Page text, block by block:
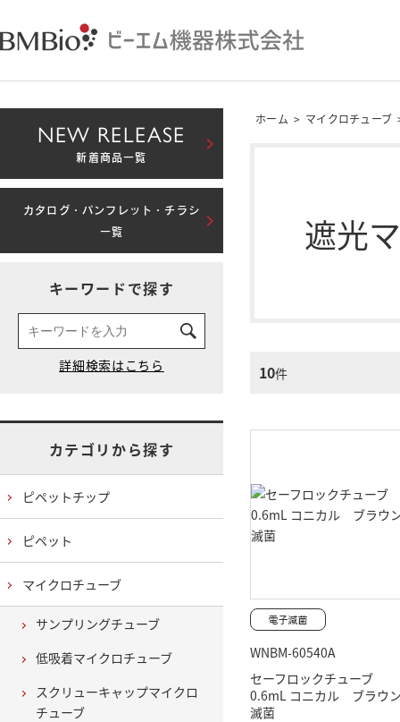
ホーム > マイクロチューブ
遮光
10件
WNBM-60540A
セーフロックチューブ
0.6mL コニカル ブラ
滅菌
NEW RELEASE
新着商品一覧
カタログ・パンフレット・チラシ
一覧
キーワードで探す
カテゴリから探す
ピペットチップ
ピペット
マイクロチューブ
サンプリングチューブ
低吸着マイクロチューブ
スクリューキャップマイクロ
チューブ